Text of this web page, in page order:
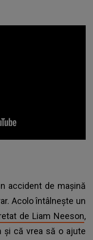
accident de maşină
Acolo întâlneşte un
de Liam Neeson,
şi că vrea să o ajute